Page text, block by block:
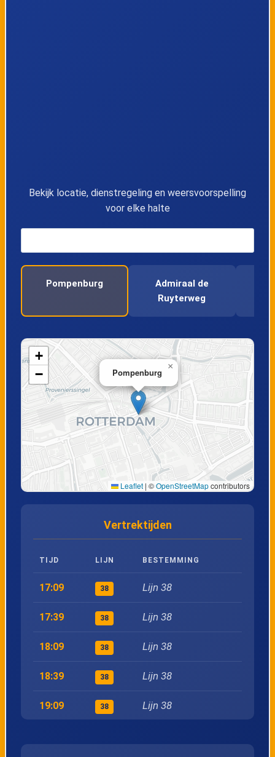
Bekijk locatie, dienstregeling en weersvoorspelling
voor elke halte
Pompenburg
Admiraal de
Ruyterweg
Pompenburg
×
+
−
Leaflet |©OpenStreetMapcontributors
Vertrektijden
TIJD LIJN BESTEMMING
17:09 38 Lijn 38
17:39 38 Lijn 38
18:09 38 Lijn 38
18:39 38 Lijn 38
19:09 38 Lijn 38